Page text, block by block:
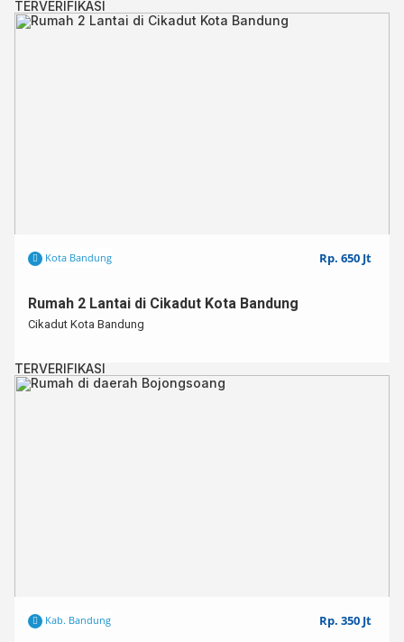
TERVERIFIKASI
Kota Bandung Rp. 650 Jt
Rumah 2 Lantai di Cikadut Kota Bandung
Cikadut Kota Bandung
TERVERIFIKASI
Kab. Bandung Rp. 350 Jt